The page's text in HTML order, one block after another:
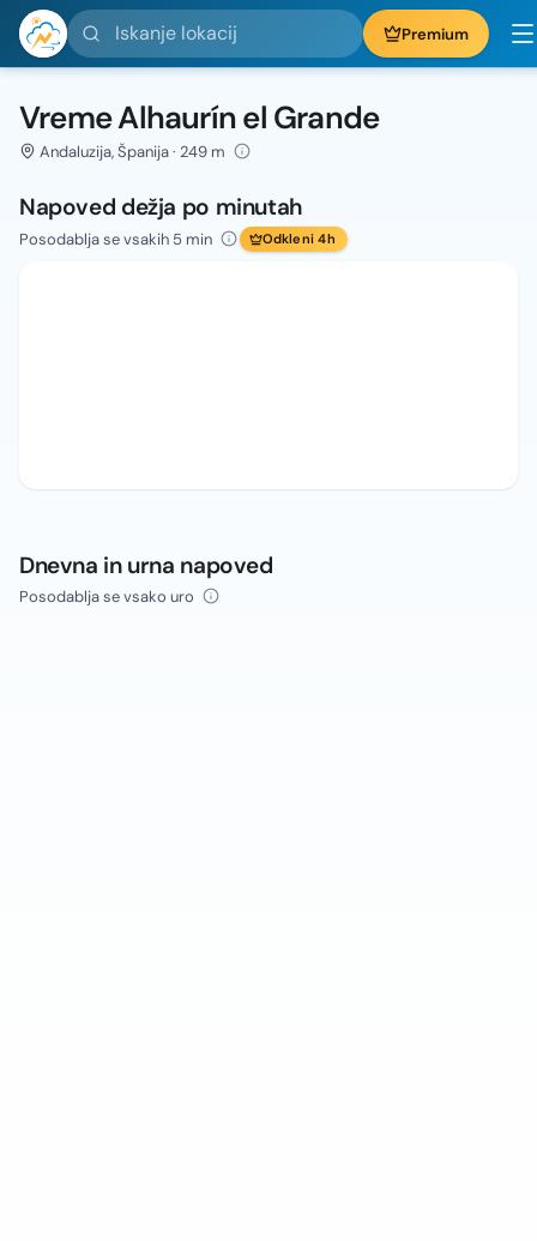
Iskanje lokacij Premium
Vreme Alhaurín el Grande
Andaluzija, Španija · 249 m
Napoved dežja po minutah
Posodablja se vsakih 5 min Odkleni 4h
Dnevna in urna napoved
Posodablja se vsako uro